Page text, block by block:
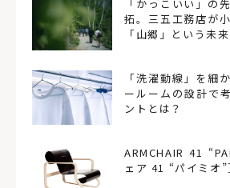
「かっこいい」の
拓。三五工務店が
「山郷」という未来
「洗濯動線」を細
ールームの設計で
ントとは？
ARMCHAIR 41
ェア 41 “パイミオ”